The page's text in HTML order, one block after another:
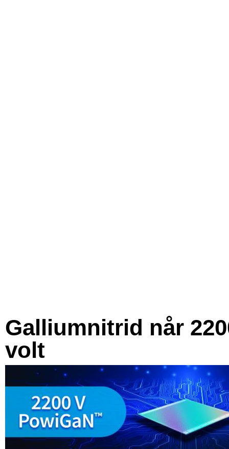
Galliumnitrid når
volt